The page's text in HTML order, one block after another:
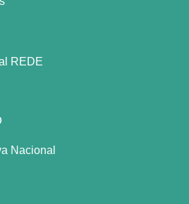
REDE
Nacional